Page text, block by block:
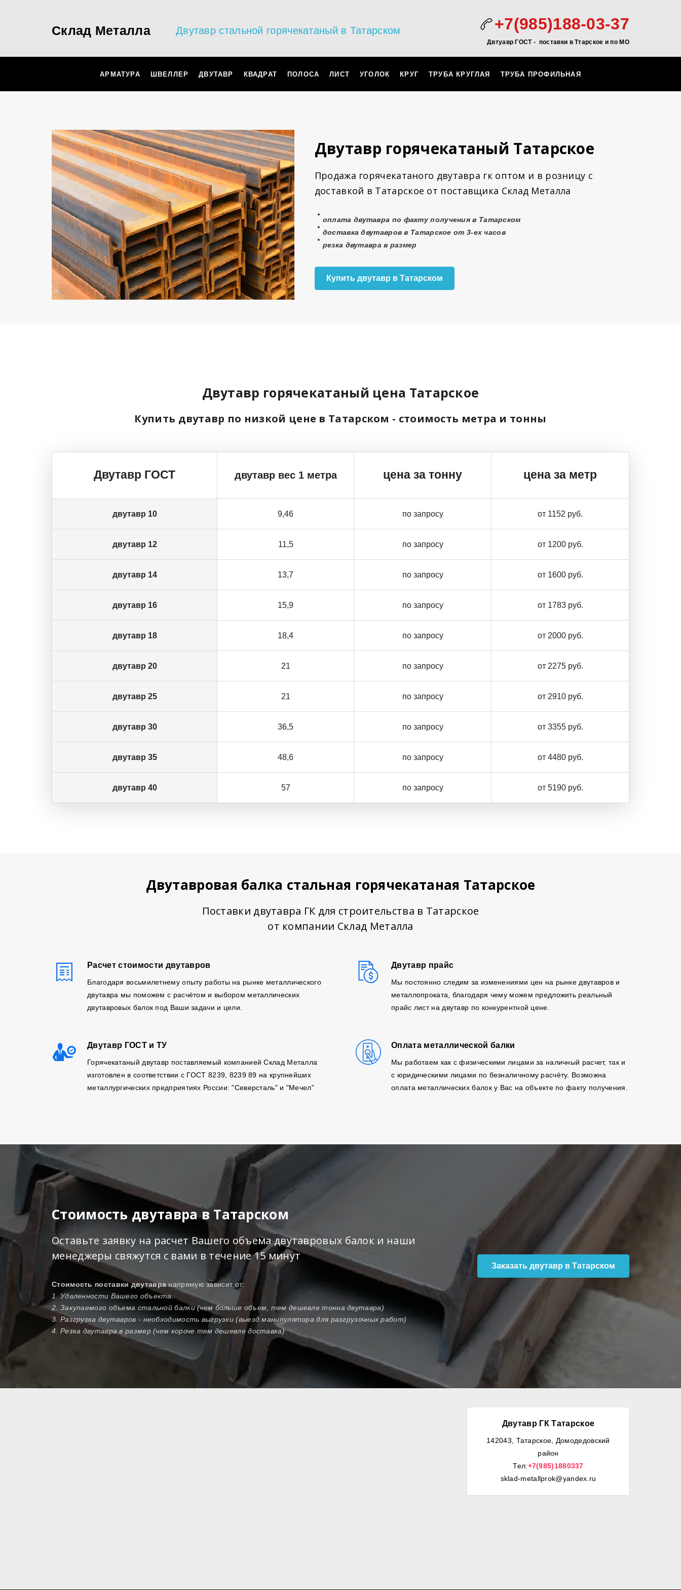
Склад Металла Двутавр стальной горячекатаный в Татарском +7(985)188-03-37
Двтуавр ГОСТ - поставки в Ттарское и по МО
АРМАТУРА ШВЕЛЛЕР ДВУТАВР КВАДРАТ ПОЛОСА ЛИСТ УГОЛОК КРУГ ТРУБА КРУГЛАЯ ТРУБА ПРОФИЛЬНАЯ
Двутавр горячекатаный Татарское
Продажа горячекатаного двутавра гк оптом и в розницу с
доставкой в Татарское от поставщика Склад Металла
оплата двутавра по факту получения в Татарском
доставка двутавров в Татарское от 3-ех часов
резка двутавра в размер
Купить двутавр в Татарском
Двутавр горячекатаный цена Татарское
Купить двутавр по низкой цене в Татарском - стоимость метра и тонны
Двутавр ГОСТ двутавр вес 1 метра цена за тонну цена за метр
двутавр 10 9,46 по запросу от 1152 руб.
двутавр 12 11,5 по запросу от 1200 руб.
двутавр 14 13,7 по запросу от 1600 руб.
двутавр 16 15,9 по запросу от 1783 руб.
двутавр 18 18,4 по запросу от 2000 руб.
двутавр 20 21 по запросу от 2275 руб.
двутавр 25 21 по запросу от 2910 руб.
двутавр 30 36,5 по запросу от 3355 руб.
двутавр 35 48,6 по запросу от 4480 руб.
двутавр 40 57 по запросу от 5190 руб.
Двутавровая балка стальная горячекатаная Татарское
Поставки двутавра ГК для строительства в Татарское
от компании Склад Металла
Расчет стоимости двутавров
Благодаря восьмилетнему опыту работы на рынке металлического
двутавра мы поможем с расчётом и выбором металлических
двутавровых балок под Ваши задачи и цели.
Двутавр прайс
Мы постоянно следим за изменениями цен на рынке двутавров и
металлопроката, благодаря чему можем предложить реальный
прайс лист на двутавр по конкурентной цене.
Двутавр ГОСТ и ТУ
Горячекатаный двутавр поставляемый компанией Склад Металла
изготовлен в соответствии с ГОСТ 8239, 8239 89 на крупнейших
металлургических предприятиях России: "Северсталь" и "Мечел"
Оплата металлической балки
Мы работаем как с физическими лицами за наличный расчет, так и
с юридическими лицами по безналичному расчёту. Возможна
оплата металлических балок у Вас на объекте по факту получения.
Стоимость двутавра в Татарском
Оставьте заявку на расчет Вашего объема двутавровых балок и наши
менеджеры свяжутся с вами в течение 15 минут
Стоимость поставки двутавранапрямую зависит от:
1. Удаленности Вашего объекта.
2. Закупаемого объема стальной балки (чем больше объем, тем дешевле тонна двутавра)
3. Разгрузка двутавров - необходимость выгрузки (выезд манипулятора для разгрузочных работ)
4. Резка двутавра в размер (чем короче тем дешевле доставка)
Заказать двутавр в Татарском
Двутавр ГК Татарское
142043, Татарское, Домодедовский
район
Тел:+7(985)1880337
sklad-metallprok@yandex.ru